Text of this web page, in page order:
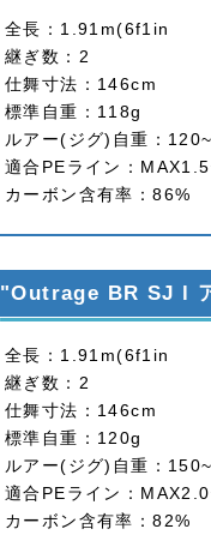
全長：1.91m(6f1in
継ぎ数：2
仕舞寸法：146cm
標準自重：118g
ルアー(ジグ)自重：
適合PEライン：
カーボン含有率：86%
"Outrage BR SJ l
全長：1.91m(6f1in
継ぎ数：2
仕舞寸法：146cm
標準自重：120g
ルアー(ジグ)自重：
適合PEライン：
カーボン含有率：82%